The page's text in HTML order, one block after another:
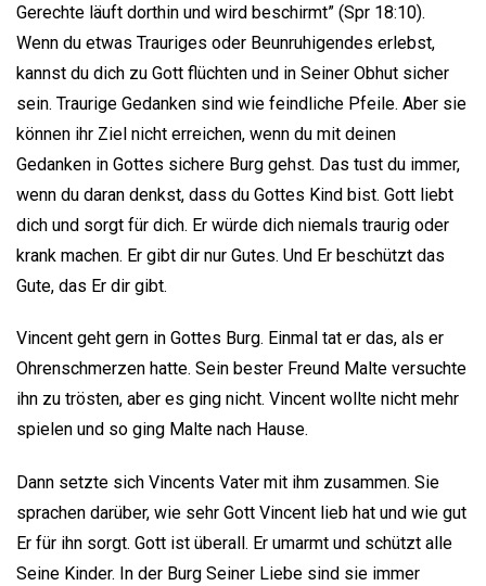
Gerechte läuft dorthin und wird beschirmt” (Spr 18:10).
Wenn du etwas Trauriges oder Beunruhigendes erlebst,
kannst du dich zu Gott flüchten und in Seiner Obhut sicher
sein. Traurige Gedanken sind wie feindliche Pfeile. Aber sie
können ihr Ziel nicht erreichen, wenn du mit deinen
Gedanken in Gottes sichere Burg gehst. Das tust du immer,
wenn du daran denkst, dass du Gottes Kind bist. Gott liebt
dich und sorgt für dich. Er würde dich niemals traurig oder
krank machen. Er gibt dir nur Gutes. Und Er beschützt das
Gute, das Er dir gibt.
Vincent geht gern in Gottes Burg. Einmal tat er das, als er
Ohrenschmerzen hatte. Sein bester Freund Malte versuchte
ihn zu trösten, aber es ging nicht. Vincent wollte nicht mehr
spielen und so ging Malte nach Hause.
Dann setzte sich Vincents Vater mit ihm zusammen. Sie
sprachen darüber, wie sehr Gott Vincent lieb hat und wie gut
Er für ihn sorgt. Gott ist überall. Er umarmt und schützt alle
Seine Kinder. In der Burg Seiner Liebe sind sie immer